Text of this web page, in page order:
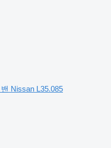
Nissan L35.085